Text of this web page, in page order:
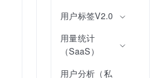
用户标签V2.0
用量统计
（SaaS）
用户分析（私